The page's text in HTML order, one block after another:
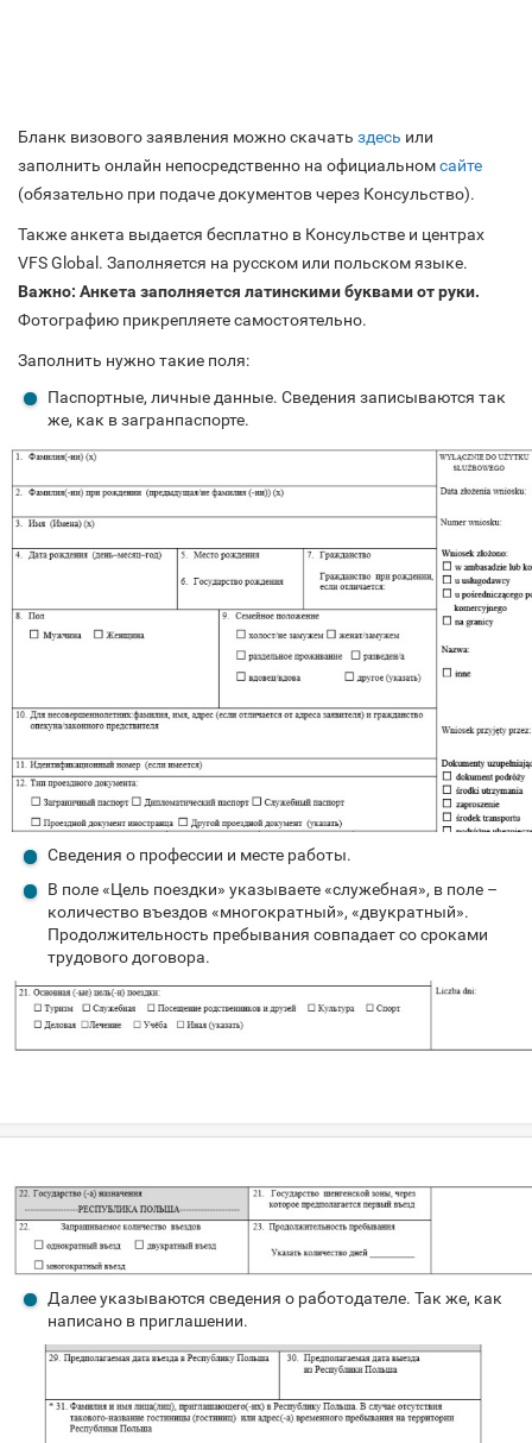
Бланк визового заявления можно скачать здесь или
заполнить онлайн непосредственно на официальномсайте
(обязательно при подаче документов через Консульство).
Также анкета выдается бесплатно в Консульстве и центрах
VFS Global. Заполняется на русском или польском языке.
Важно: Анкета заполняется латинскими буквами от руки.
Фотографию прикрепляете самостоятельно.
Заполнить нужно такие поля:
Паспортные, личные данные. Сведения записываются так
же, как в загранпаспорте.
Сведения о профессии и месте работы.
В поле «Цель поездки» указываете «служебная», в поле –
количество въездов «многократный», «двукратный».
Продолжительность пребывания совпадает со сроками
трудового договора.
Далее указываются сведения о работодателе. Так же, как
написано в приглашении.